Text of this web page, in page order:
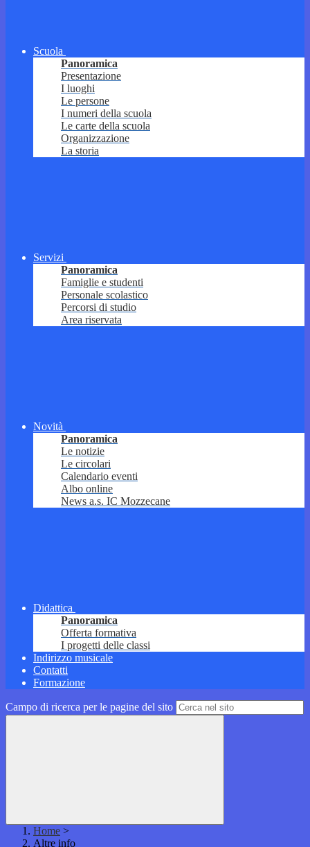
Scuola
Panoramica
Presentazione
I luoghi
Le persone
I numeri della scuola
Le carte della scuola
Organizzazione
La storia
Servizi
Panoramica
Famiglie e studenti
Personale scolastico
Percorsi di studio
Area riservata
Novità
Panoramica
Le notizie
Le circolari
Calendario eventi
Albo online
News a.s. IC Mozzecane
Didattica
Panoramica
Offerta formativa
I progetti delle classi
Indirizzo musicale
Contatti
Formazione
Campo di ricerca per le pagine del sito
Home >
Altre info